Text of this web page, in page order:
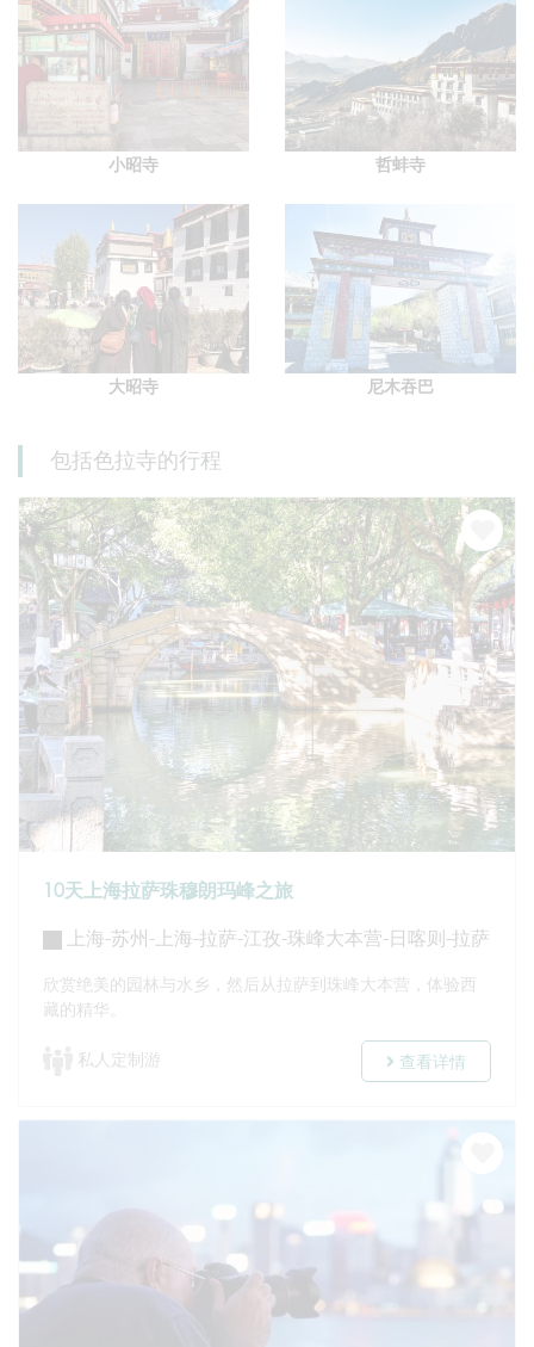
小昭寺 哲蚌寺
大昭寺 尼木吞巴
包括色拉寺的行程
10天上海拉萨珠穆朗玛峰之旅
上海-苏州-上海-拉萨-江孜-珠峰大本营-日喀则-拉萨
欣赏绝美的园林与水乡，然后从拉萨到珠峰大本营，体验西
藏的精华。
私人定制游 查看详情